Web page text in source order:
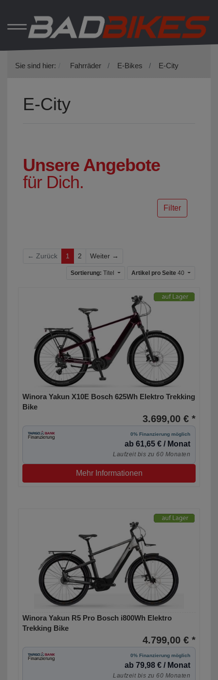
Sie sind hier: Fahrräder E-Bikes E-City
E-City
Unsere Angebote
für Dich.
Filter
← Zurück 1 2 Weiter →
Sortierung: Titel Artikel pro Seite 40
Winora Yakun X10E Bosch 625Wh Elektro Trekking
Bike
3.699,00 € *
0% Finanzierung möglich
ab 61,65 € / Monat
Laufzeit bis zu 60 Monaten
Mehr Informationen
Winora Yakun R5 Pro Bosch i800Wh Elektro
Trekking Bike
4.799,00 € *
0% Finanzierung möglich
ab 79,98 € / Monat
Laufzeit bis zu 60 Monaten